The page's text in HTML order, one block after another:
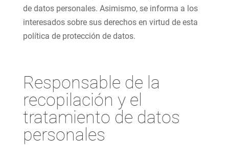
de datos personales. Asimismo, se informa a los
interesados sobre sus derechos en virtud de esta
política de protección de datos.
Responsable de la
recopilación y el
tratamiento de datos
personales